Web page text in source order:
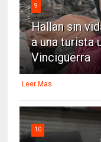
9
Hallan sin
a una turista
Vinciguerra
Leer Mas
10